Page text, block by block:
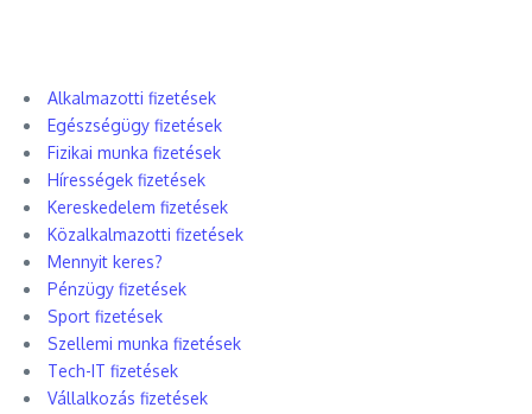
Alkalmazotti fizetések
Egészségügy fizetések
Fizikai munka fizetések
Hírességek fizetések
Kereskedelem fizetések
Közalkalmazotti fizetések
Mennyit keres?
Pénzügy fizetések
Sport fizetések
Szellemi munka fizetések
Tech-IT fizetések
Vállalkozás fizetések